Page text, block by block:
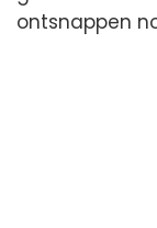
ontsnappen